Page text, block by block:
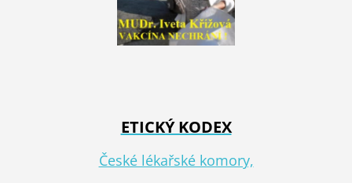
ETICKÝ KODEX
České lékařské komory,